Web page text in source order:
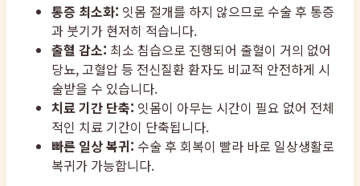
통증 최소화: 잇몸 절개를 하지 않으므로 수술 후 통증
과 붓기가 현저히 적습니다.
출혈 감소: 최소 침습으로 진행되어 출혈이 거의 없어
당뇨, 고혈압 등 전신질환 환자도 비교적 안전하게 시
술받을 수 있습니다.
치료 기간 단축: 잇몸이 아무는 시간이 필요 없어 전체
적인 치료 기간이 단축됩니다.
빠른 일상 복귀: 수술 후 회복이 빨라 바로 일상생활로
복귀가 가능합니다.